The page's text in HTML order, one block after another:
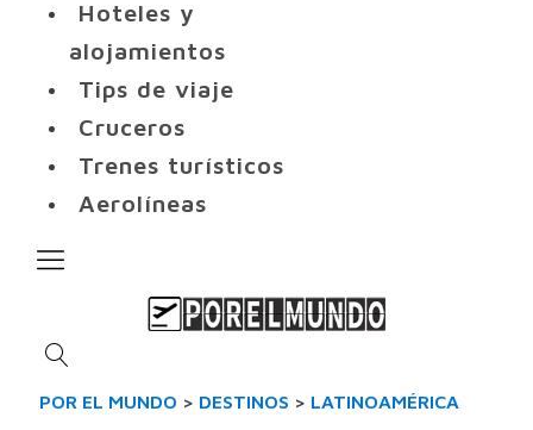
Hoteles y
alojamientos
Tips de viaje
Cruceros
Trenes turísticos
Aerolíneas
POR EL MUNDO > DESTINOS > LATINOAMÉRICA